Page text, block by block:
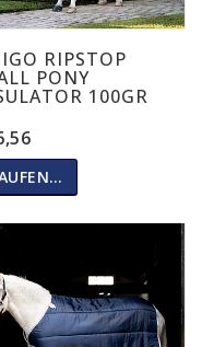
RIPSTOP
PONY
100GR